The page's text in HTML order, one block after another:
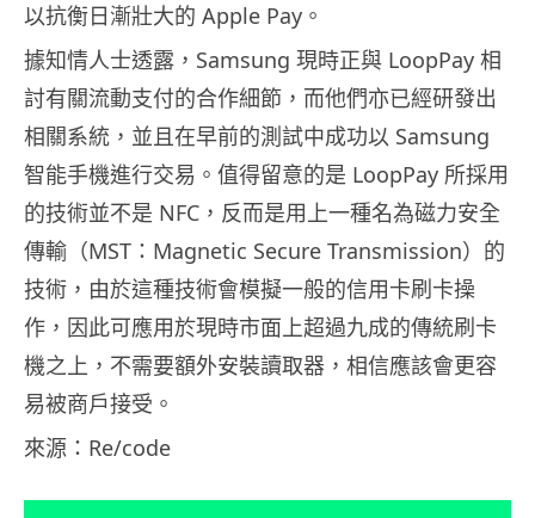
以抗衡日漸壯大的 Apple Pay。
據知情人士透露，Samsung 現時正與 LoopPay 相
討有關流動支付的合作細節，而他們亦已經研發出
相關系統，並且在早前的測試中成功以 Samsung
智能手機進行交易。值得留意的是 LoopPay 所採用
的技術並不是 NFC，反而是用上一種名為磁力安全
傳輸（MST：Magnetic Secure Transmission）的
技術，由於這種技術會模擬一般的信用卡刷卡操
作，因此可應用於現時市面上超過九成的傳統刷卡
機之上，不需要額外安裝讀取器，相信應該會更容
易被商戶接受。
來源：Re/code